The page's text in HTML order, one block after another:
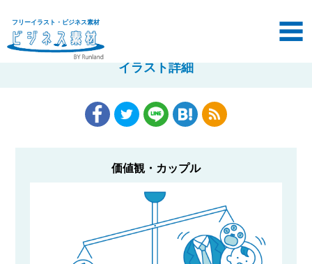
フリーイラスト・ビジネス素材
イラスト詳細
価値観・カップル